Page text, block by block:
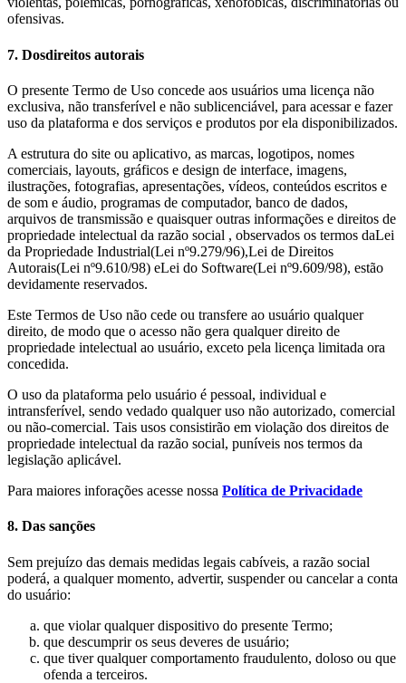
ofensivas.
7. Dosdireitos autorais
O presente Termo de Uso concede aos usuários uma licença não
exclusiva, não transferível e não sublicenciável, para acessar e fazer
uso da plataforma e dos serviços e produtos por ela disponibilizados.
A estrutura do site ou aplicativo, as marcas, logotipos, nomes
comerciais, layouts, gráficos e design de interface, imagens,
ilustrações, fotografias, apresentações, vídeos, conteúdos escritos e
de som e áudio, programas de computador, banco de dados,
arquivos de transmissão e quaisquer outras informações e direitos de
propriedade intelectual da razão social , observados os termos daLei
da Propriedade Industrial(Lei nº9.279/96),Lei de Direitos
Autorais(Lei nº9.610/98) eLei do Software(Lei nº9.609/98), estão
devidamente reservados.
Este Termos de Uso não cede ou transfere ao usuário qualquer
direito, de modo que o acesso não gera qualquer direito de
propriedade intelectual ao usuário, exceto pela licença limitada ora
concedida.
O uso da plataforma pelo usuário é pessoal, individual e
intransferível, sendo vedado qualquer uso não autorizado, comercial
ou não-comercial. Tais usos consistirão em violação dos direitos de
propriedade intelectual da razão social, puníveis nos termos da
legislação aplicável.
Para maiores inforações acesse nossa Política de Privacidade
8. Das sanções
Sem prejuízo das demais medidas legais cabíveis, a razão social
poderá, a qualquer momento, advertir, suspender ou cancelar a conta
do usuário:
que violar qualquer dispositivo do presente Termo;
que descumprir os seus deveres de usuário;
que tiver qualquer comportamento fraudulento, doloso ou que
ofenda a terceiros.